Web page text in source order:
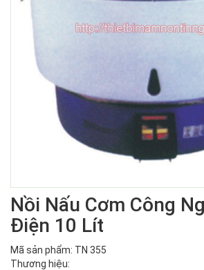
Nồi Nấu Cơm Công
Điện 10 Lít
Mã sản phẩm: TN 355
Thương hiệu: